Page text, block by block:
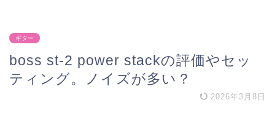
ギター
boss st-2 power stackの評価やセッ
ティング。ノイズが多い？
2026年3月8日